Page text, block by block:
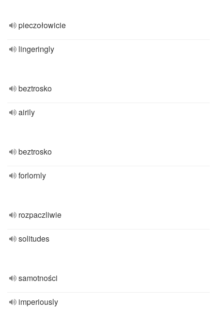
pieczołowicie
lingeringly
beztrosko
airily
beztrosko
forlornly
rozpaczliwie
solitudes
samotności
imperiously